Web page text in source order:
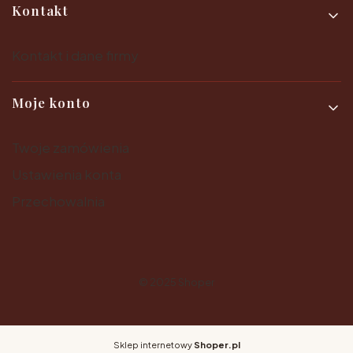
Kontakt
Moje konto
Sklep internetowy Shoper.pl